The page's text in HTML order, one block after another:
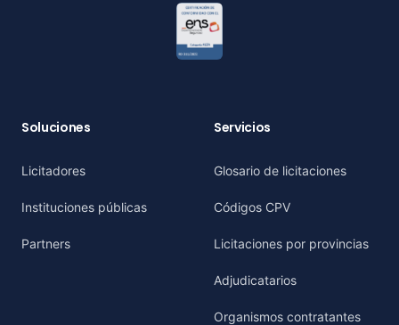
Soluciones
Licitadores
Instituciones públicas
Partners
Servicios
Glosario de licitaciones
Códigos CPV
Licitaciones por provincias
Adjudicatarios
Organismos contratantes